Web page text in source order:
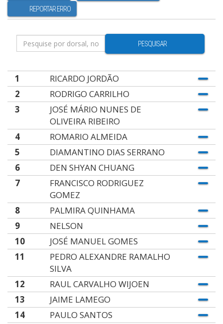
REPORTAR ERRO
PESQUISAR
1
RICARDO JORDÃO
2
RODRIGO CARRILHO
3
JOSÉ MÁRIO NUNES DE
OLIVEIRA RIBEIRO
4
ROMARIO ALMEIDA
5
DIAMANTINO DIAS SERRANO
6
DEN SHYAN CHUANG
7
FRANCISCO RODRIGUEZ
GOMEZ
8
PALMIRA QUINHAMA
9
NELSON
10
JOSÉ MANUEL GOMES
11
PEDRO ALEXANDRE RAMALHO
SILVA
12
RAUL CARVALHO WIJOEN
13
JAIME LAMEGO
14
PAULO SANTOS